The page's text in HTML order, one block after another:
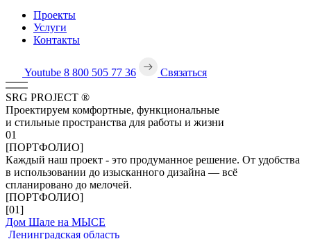
Проекты
Услуги
Контакты
Youtube 8 800 505 77 36 Связаться
SRG PROJECT ®
Проектируем комфортные, функциональные
и стильные пространства для работы и жизни
01
[ПОРТФОЛИО]
Каждый наш проект - это продуманное решение. От удобства
в использовании до изысканного дизайна — всё
спланировано до мелочей.
[ПОРТФОЛИО]
[01]
Дом Шале на МЫСЕ
Ленинградская область